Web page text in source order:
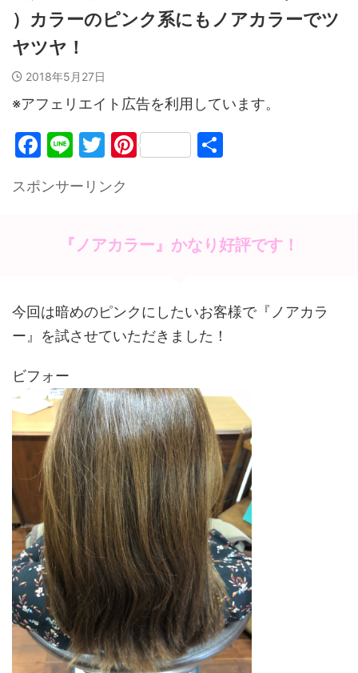
）カラーのピンク系にもノアカラーでツ
ヤツヤ！
2018年5月27日
※アフェリエイト広告を利用しています。
F
c
o
k
Li
e
T
itt
Pi
st
スポンサーリンク
『ノアカラー』かなり好評です！
今回は暗めのピンクにしたいお客様で『ノアカラ
ー』を試させていただきました！
ビフォー